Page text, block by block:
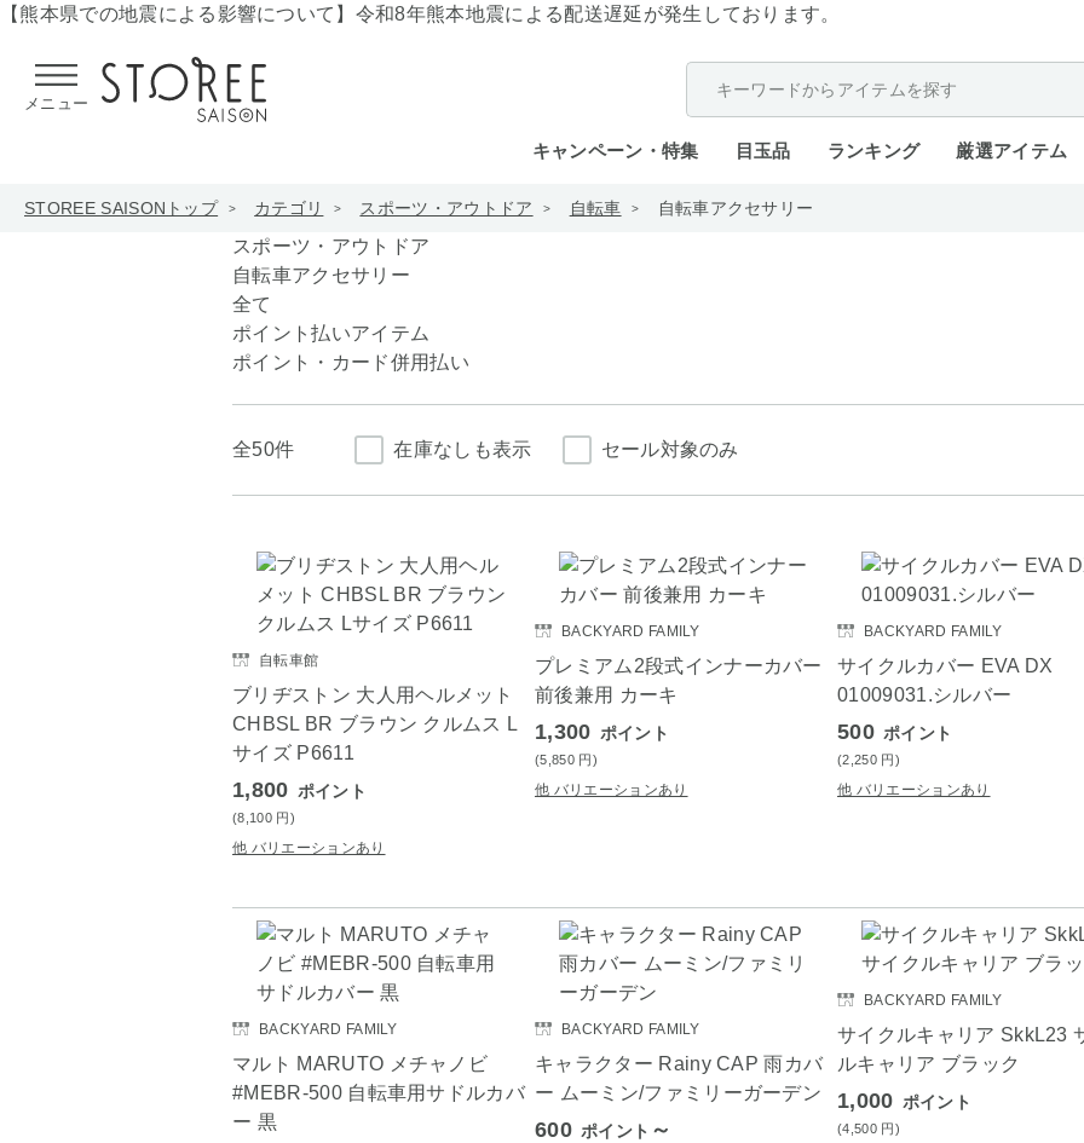
【熊本県での地震による影響について】 令和8年熊本地震による配送遅延が発生しております。
メニュー
キャンペーン・特集 目玉品 ランキング 厳選アイテム
STOREE SAISONトップ カテゴリ スポーツ・アウトドア 自転車 自転車アクセサリー
スポーツ・アウトドア
自転車アクセサリー
全て
ポイント払いアイテム
ポイント・カード併用払い
全50件 在庫なしも表示 セール対象のみ
自転車館
ブリヂストン 大人用ヘルメット
CHBSL BR ブラウン クルムス L
サイズ P6611
1,800 ポイント
(8,100 円)
他 バリエーションあり
BACKYARD FAMILY
プレミアム2段式インナーカバー
前後兼用 カーキ
1,300 ポイント
(5,850 円)
他 バリエーションあり
BACKYARD FAMILY
サイクルカバー EVA DX
01009031.シルバー
500 ポイント
(2,250 円)
他 バリエーションあり
BACKYARD FAMILY
マルト MARUTO メチャノビ
#MEBR-500 自転車用サドルカバ
ー 黒
BACKYARD FAMILY
キャラクター Rainy CAP 雨カバ
ー ムーミン/ファミリーガーデン
600 ポイント ～
BACKYARD FAMILY
サイクルキャリア SkkL23
ルキャリア ブラック
1,000 ポイント
(4,500 円)